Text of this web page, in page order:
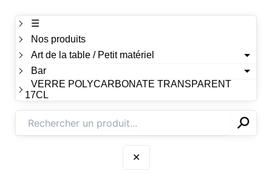
☰
Nos produits
Art de la table / Petit matériel
Bar
VERRE POLYCARBONATE TRANSPARENT
17CL
✕⚲
✕